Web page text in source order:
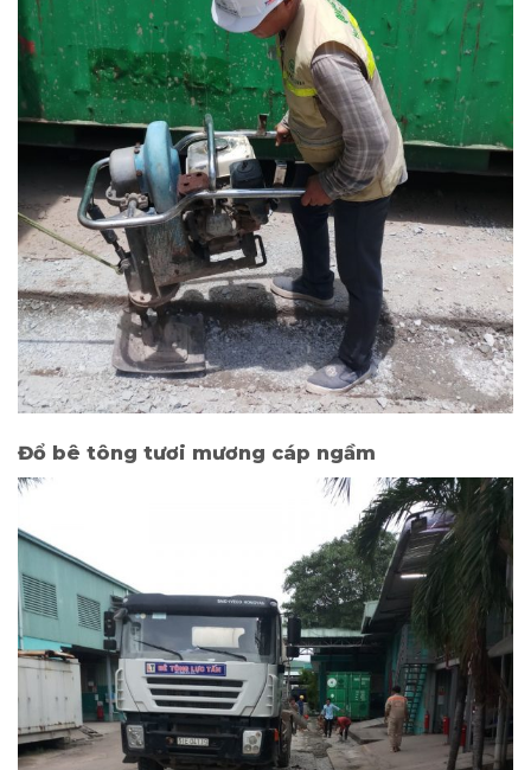
Đổ bê tông tươi mương cáp ngầm